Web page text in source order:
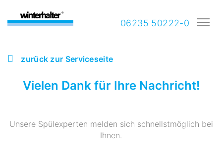
06235 50222-0
zurück zur Serviceseite
Vielen Dank für Ihre Nachricht!
Unsere Spülexperten melden sich schnellstmöglich bei
Ihnen.